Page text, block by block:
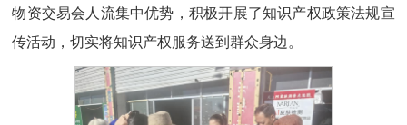
物资交易会人流集中优势，积极开展了知识产权政策法规宣
传活动，切实将知识产权服务送到群众身边。